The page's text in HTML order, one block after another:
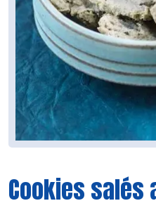
Cookies salés